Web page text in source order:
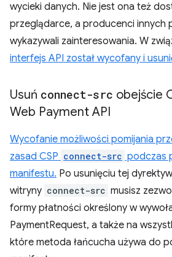
wycieki danych. Nie jest ona też
przeglądarce, a producenci innych
wykazywali zainteresowania. W
interfejs API został wycofany i
Usuń connect-src obejście
Web Payment API
Wycofanie możliwości pomijania
zasad CSP connect-src podczas
manifestu. Po usunięciu tej
witryny connect-src musisz
formy płatności określony w
PaymentRequest, a także na
które metoda łańcucha używa do